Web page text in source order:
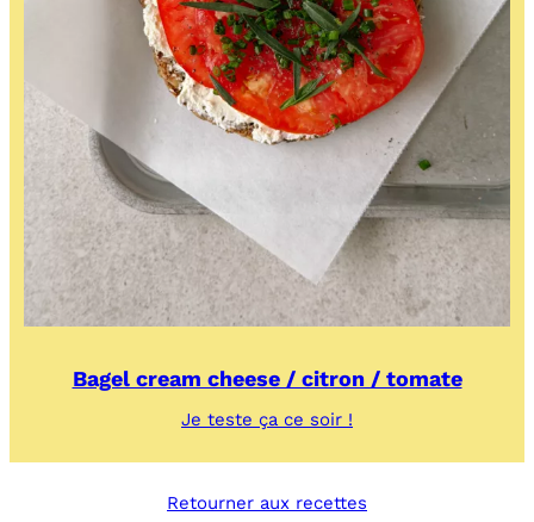
Bagel cream cheese / citron / tomate
Je teste ça ce soir !
cream
/
Retourner aux recettes